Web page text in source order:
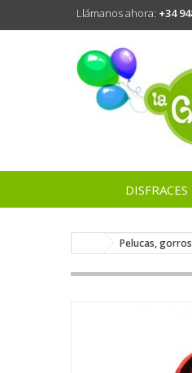
Llámanos ahora: +34
DISFRACES
Pelucas,